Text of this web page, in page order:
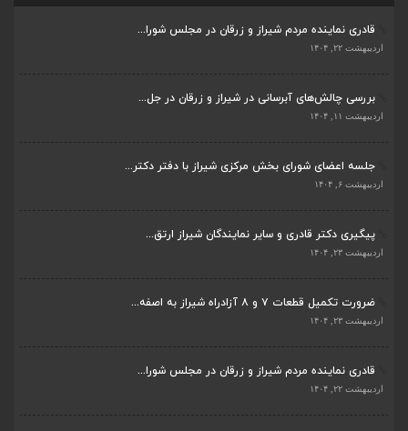
قادری نماینده مردم شیراز و زرقان در مجلس شورا...
اردیبهشت ۲۲, ۱۴۰۴
بررسی چالش‌های آبرسانی در شیراز و زرقان در جل...
اردیبهشت ۱۱, ۱۴۰۴
جلسه اعضای شورای بخش مرکزی شیراز با دفتر دکتر...
اردیبهشت ۶, ۱۴۰۴
پیگیری دکتر قادری و سایر نمایندگان شیراز ارتق...
اردیبهشت ۲۳, ۱۴۰۴
ضرورت تکمیل قطعات ۷ و ۸ آزادراه شیراز به اصفه...
اردیبهشت ۲۳, ۱۴۰۴
قادری نماینده مردم شیراز و زرقان در مجلس شورا...
اردیبهشت ۲۲, ۱۴۰۴
ضرورت تکمیل قطعات ۷ و ۸ آزادراه شیراز به اصفه...
قادری نماینده مردم شیراز و زرقان در مجلس شورا...
بررسی چالش‌های آبرسانی در شیراز و زرقان در جل...
جلسه اعضای شورای بخش مرکزی شیراز با دفتر دکتر...
پیگیری دکتر قادری و سایر نمایندگان شیراز ارتق...